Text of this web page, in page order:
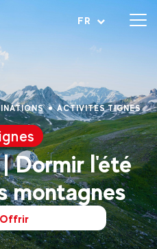
FR
Ouvrir le menu
ACTIVITÉS TIGNES
Dormir l'été
montagnes
Offrir